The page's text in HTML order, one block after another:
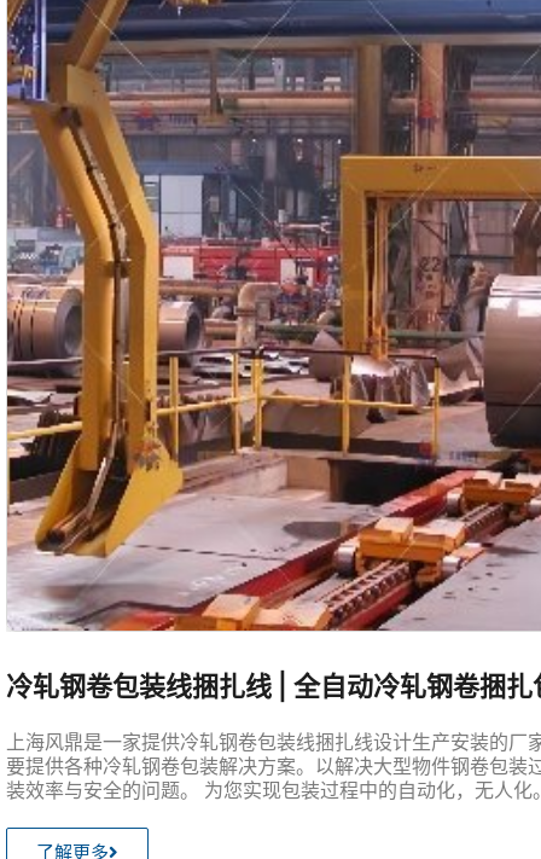
冷轧钢卷包装线捆扎线 | 全自动冷轧钢卷捆
上海风鼎是一家提供冷轧钢卷包装线捆扎线设计生产安装的厂
要提供各种冷轧钢卷包装解决方案。以解决大型物件钢卷包装
装效率与安全的问题。 为您实现包装过程中的自动化，无人化
了解更多